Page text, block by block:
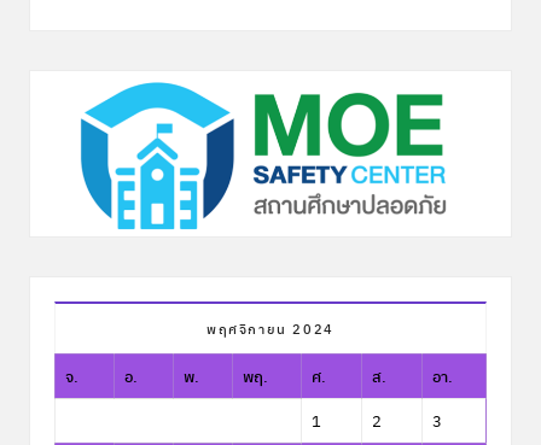
พฤศจิกายน 2024
จ. อ. พ. พฤ. ศ. ส.
อา.
1
2
3